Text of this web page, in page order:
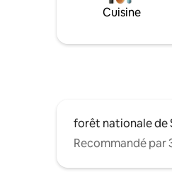
Cuisine
forêt nationale de
Recommandé par